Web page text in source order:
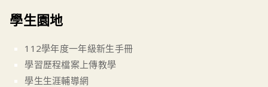
學生園地
112學年度一年級新生手冊
學習歷程檔案上傳教學
學生生涯輔導網